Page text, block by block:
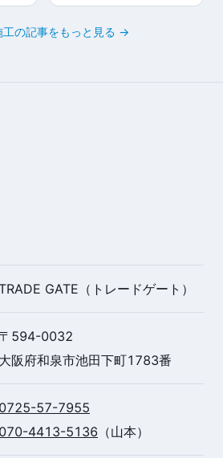
工の記事をもっと見る →
GATE（トレードゲート）
〒594-0032
大阪府和泉市池田下町1783番
0725-57-7955
070-4413-5136 （山本）